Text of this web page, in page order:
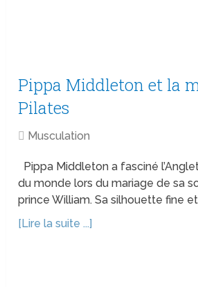
Pippa Middleton et la
Pilates
Musculation
Pippa Middleton a fasciné
du monde lors du mariage de sa
prince William. Sa silhouette fine
[Lire la suite ...]